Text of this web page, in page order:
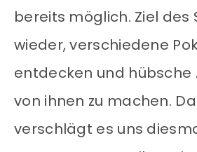
bereits möglich. Ziel des
wieder, verschiedene
entdecken und hübsche
von ihnen zu machen.
verschlägt es uns